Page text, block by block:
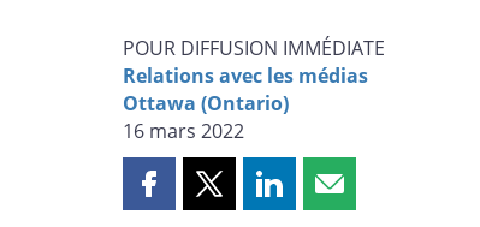
POUR DIFFUSION IMMÉDIATE
Relations avec les médias
Ottawa (Ontario)
16 mars 2022
PartagerPartagerPartagerPartager